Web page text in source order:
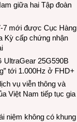
giữa hai Tập đoàn
7 mới được Cục Hàng
Kỳ cấp chứng nhận
UltraGear 25G590B
tới 1.000Hz ở FHD+
vụ viễn thông và
Việt Nam tiếp tục gia
niệm không có khung